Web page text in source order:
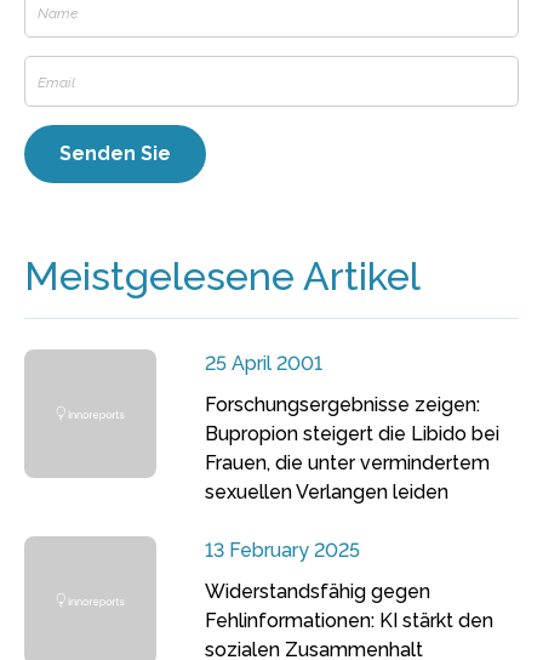
Meistgelesene Artikel
25 April 2001
Forschungsergebnisse zeigen:
Bupropion steigert die Libido bei
Frauen, die unter vermindertem
sexuellen Verlangen leiden
13 February 2025
Widerstandsfähig gegen
Fehlinformationen: KI stärkt den
sozialen Zusammenhalt